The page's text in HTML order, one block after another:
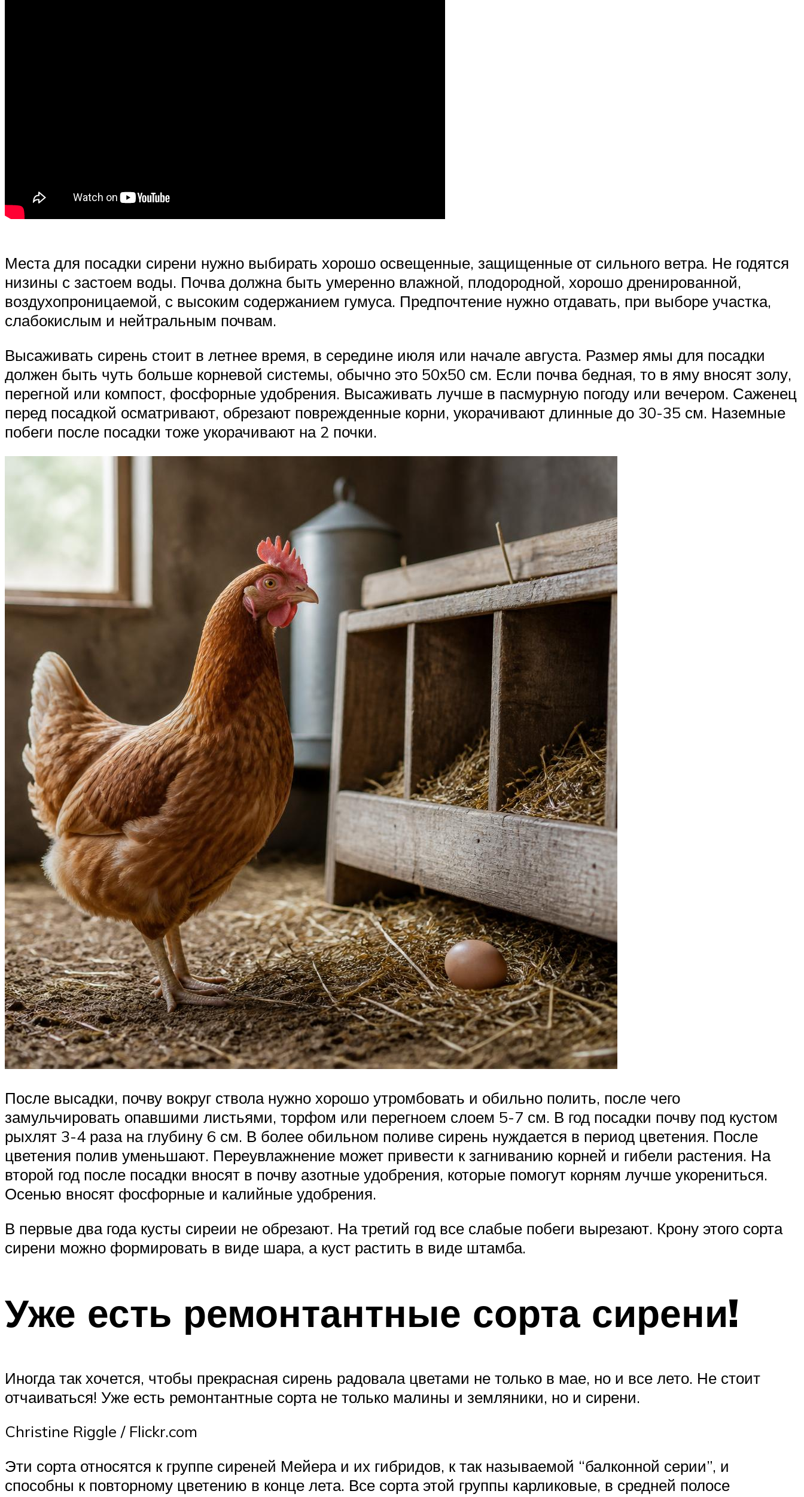
Места для посадки сирени нужно выбирать хорошо освещенные, защищенные от сильного ветра. Не годятся
низины с застоем воды. Почва должна быть умеренно влажной, плодородной, хорошо дренированной,
воздухопроницаемой, с высоким содержанием гумуса. Предпочтение нужно отдавать, при выборе участка,
слабокислым и нейтральным почвам.
Высаживать сирень стоит в летнее время, в середине июля или начале августа. Размер ямы для посадки
должен быть чуть больше корневой системы, обычно это 50х50 см. Если почва бедная, то в яму вносят золу,
перегной или компост, фосфорные удобрения. Высаживать лучше в пасмурную погоду или вечером. Саженец
перед посадкой осматривают, обрезают поврежденные корни, укорачивают длинные до 30-35 см. Наземные
побеги после посадки тоже укорачивают на 2 почки.
После высадки, почву вокруг ствола нужно хорошо утромбовать и обильно полить, после чего
замульчировать опавшими листьями, торфом или перегноем слоем 5-7 см. В год посадки почву под кустом
рыхлят 3-4 раза на глубину 6 см. В более обильном поливе сирень нуждается в период цветения. После
цветения полив уменьшают. Переувлажнение может привести к загниванию корней и гибели растения. На
второй год после посадки вносят в почву азотные удобрения, которые помогут корням лучше укорениться.
Осенью вносят фосфорные и калийные удобрения.
В первые два года кусты сиреии не обрезают. На третий год все слабые побеги вырезают. Крону этого сорта
сирени можно формировать в виде шара, а куст растить в виде штамба.
Уже есть ремонтантные сорта сирени!
Иногда так хочется, чтобы прекрасная сирень радовала цветами не только в мае, но и все лето. Не стоит
отчаиваться! Уже есть ремонтантные сорта не только малины и земляники, но и сирени.
Christine Riggle / Flickr.com
Эти сорта относятся к группе сиреней Мейера и их гибридов, к так называемой “балконной серии”, и
способны к повторному цветению в конце лета. Все сорта этой группы карликовые, в средней полосе